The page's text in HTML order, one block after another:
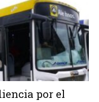
por el